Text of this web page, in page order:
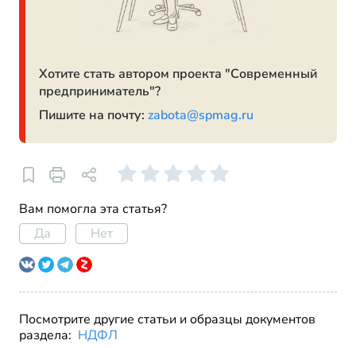
Хотите стать автором проекта "Современный
предприниматель"?
Пишите на почту: zabota@spmag.ru
Вам помогла эта статья?
Да
Нет
Посмотрите другие статьи и образцы документов
раздела: НДФЛ